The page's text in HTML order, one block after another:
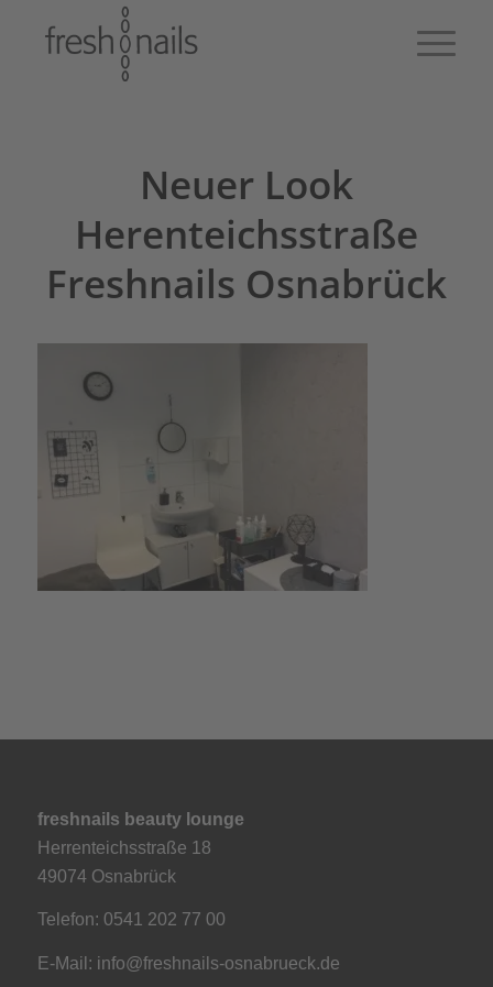
Neuer Look
Herenteichsstraße
Freshnails Osnabrück
freshnails beauty lounge
Herrenteichsstraße 18
49074 Osnabrück
Telefon: 0541 202 77 00
E-Mail: info@freshnails-osnabrueck.de